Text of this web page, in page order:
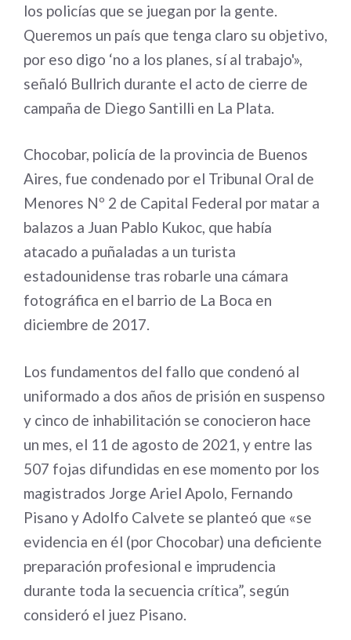
los policías que se juegan por la gente.
Queremos un país que tenga claro su objetivo,
por eso digo ‘no a los planes, sí al trabajo'»,
señaló Bullrich durante el acto de cierre de
campaña de Diego Santilli en La Plata.
Chocobar, policía de la provincia de Buenos
Aires, fue condenado por el Tribunal Oral de
Menores Nº 2 de Capital Federal por matar a
balazos a Juan Pablo Kukoc, que había
atacado a puñaladas a un turista
estadounidense tras robarle una cámara
fotográfica en el barrio de La Boca en
diciembre de 2017.
Los fundamentos del fallo que condenó al
uniformado a dos años de prisión en suspenso
y cinco de inhabilitación se conocieron hace
un mes, el 11 de agosto de 2021, y entre las
507 fojas difundidas en ese momento por los
magistrados Jorge Ariel Apolo, Fernando
Pisano y Adolfo Calvete se planteó que «se
evidencia en él (por Chocobar) una deficiente
preparación profesional e imprudencia
durante toda la secuencia crítica”, según
consideró el juez Pisano.